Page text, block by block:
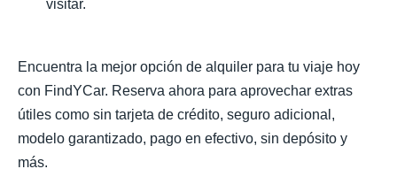
visitar.
Encuentra la mejor opción de alquiler para tu viaje hoy
con FindYCar. Reserva ahora para aprovechar extras
útiles como sin tarjeta de crédito, seguro adicional,
modelo garantizado, pago en efectivo, sin depósito y
más.